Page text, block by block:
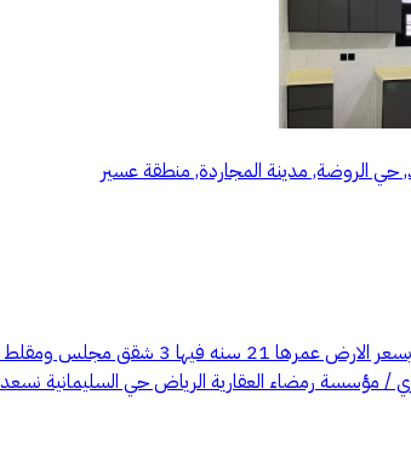
حي الروضة, مدينة المجاردة, منطقة عسير
/ مؤسسة رمضاء العقارية الرياض حي السليمانية